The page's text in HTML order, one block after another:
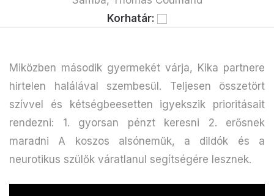
Korhatár:
Miközben második gyermekét várja, Kika partnere
hirtelen halálával szembesül. Teljesen összetört
szívvel és kétségbeesetten igyekszik prioritásait
rendezni: 1. gyorsan pénzt keresni 2. erősnek
maradni A koszos alsóneműk, a dildók és a
neurotikus szülők váratlanul segítségére lesznek.